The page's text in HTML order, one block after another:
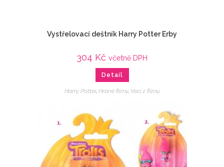
Vystřelovací deštník Harry Potter Erby
304 Kč včetně DPH
Detail
Harry Potter, Hrané filmy, Veci z filmu